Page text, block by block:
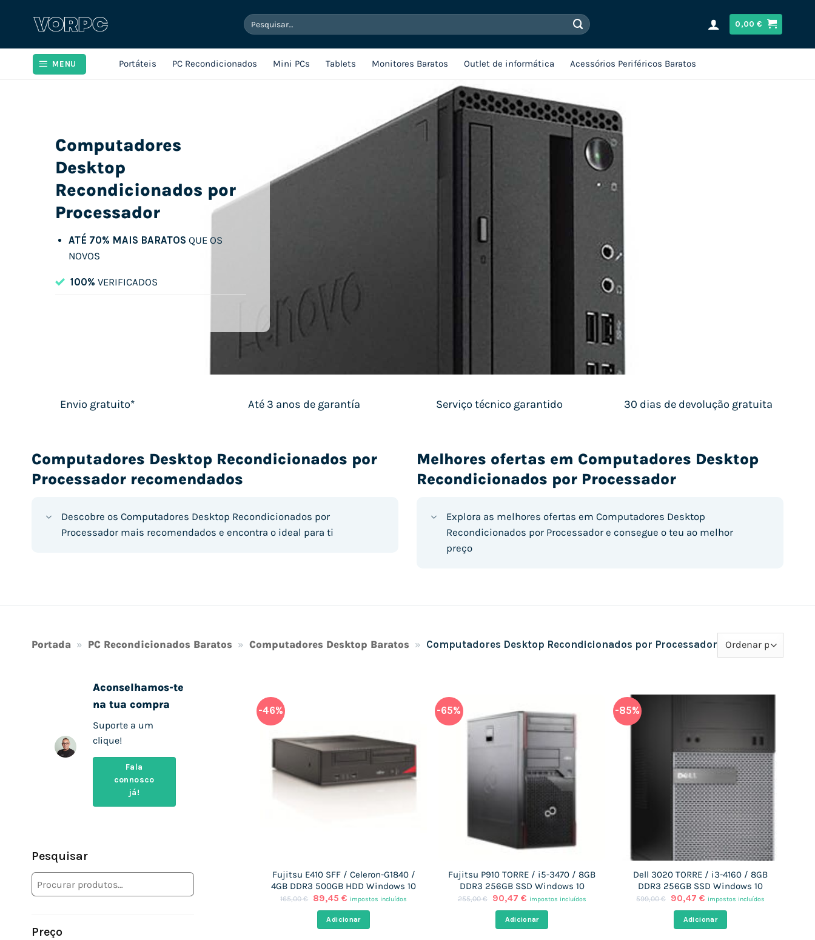
Pesquisar
por:
0,00€
MENU Portáteis PC Recondicionados Mini PCs Tablets Monitores Baratos Outlet de informática Acessórios Periféricos Baratos
Computadores
Desktop
Recondicionados por
Processador
ATÉ 70% MAIS BARATOS QUE OS
NOVOS
100% VERIFICADOS
Envio gratuito* Até 3 anos de garantía Serviço técnico garantido 30 dias de devolução gratuita
Computadores Desktop Recondicionados por
Processador recomendados
Descobre os Computadores Desktop Recondicionados por
Processador mais recomendados e encontra o ideal para ti
Melhores ofertas em Computadores Desktop
Recondicionados por Processador
Explora as melhores ofertas em Computadores Desktop
Recondicionados por Processador e consegue o teu ao melhor
preço
Portada » PC Recondicionados Baratos » Computadores Desktop Baratos » Computadores Desktop Recondicionados por Processador
Aconselhamos-te
na tua compra
Suporte a um
clique!
Fala
connosco
já!
Pesquisar
Preço
-46%
Fujitsu E410 SFF / Celeron-G1840 /
4GB DDR3 500GB HDD Windows 10
165,00€
O
original
era:
89,45 €O
preço
atual
é:
impostos incluídos
Adicionar
-65%
Fujitsu P910 TORRE / i5-3470 / 8GB
DDR3 256GB SSD Windows 10
255,00€
O
original
era:
90,47 €O
preço
atual
é:
impostos incluídos
Adicionar
-85%
Dell 3020 TORRE / i3-4160 / 8GB
DDR3 256GB SSD Windows 10
599,00€
O
original
era:
90,47 €O
preço
atual
é:
impostos incluídos
Adicionar